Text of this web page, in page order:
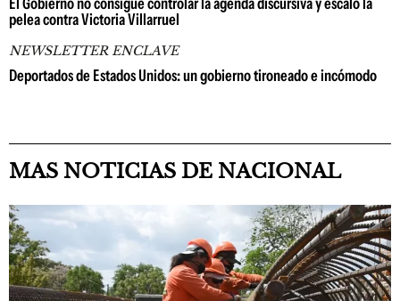
pelea contra Victoria Villarruel
NEWSLETTER ENCLAVE
Deportados de Estados Unidos: un gobierno tironeado e incómodo
MAS NOTICIAS DE NACIONAL